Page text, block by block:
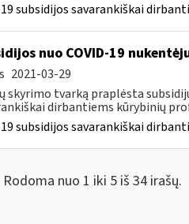
19 subsidijos savarankiškai
nuo COVID-19
2021-03-29
skyrimo tvarką praplėsta
dirbantiems kūrybinių
19 subsidijos savarankiškai
Rodoma nuo 1 iki 5 iš 34 irašų.